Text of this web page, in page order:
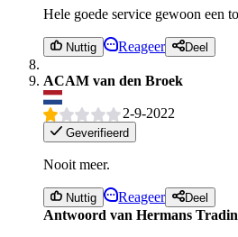
Hele goede service gewoon een
Nuttig Reageer Deel
ACAM van den Broek
2-9-2022
Geverifieerd
Nooit meer.
Nuttig Reageer Deel
Antwoord van Hermans